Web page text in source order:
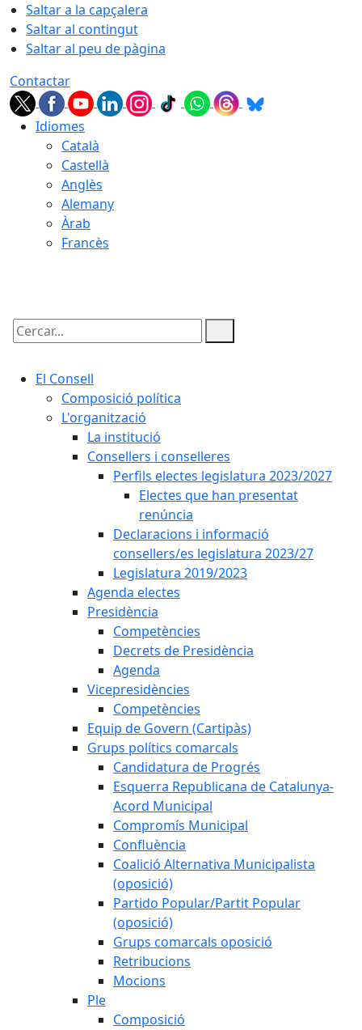
Saltar a la capçalera
Saltar al contingut
Saltar al peu de pàgina
Contactar
Idiomes
Català
Castellà
Anglès
Alemany
Àrab
Francès
Cercar:
El Consell
Composició política
L'organització
La institució
Consellers i conselleres
Perfils electes legislatura 2023/2027
Electes que han presentat
renúncia
Declaracions i informació
consellers/es legislatura 2023/27
Legislatura 2019/2023
Agenda electes
Presidència
Competències
Decrets de Presidència
Agenda
Vicepresidències
Competències
Equip de Govern (Cartipàs)
Grups polítics comarcals
Candidatura de Progrés
Esquerra Republicana de Catalunya-
Acord Municipal
Compromís Municipal
Confluència
Coalició Alternativa Municipalista
(oposició)
Partido Popular/Partit Popular
(oposició)
Grups comarcals oposició
Retribucions
Mocions
Ple
Composició